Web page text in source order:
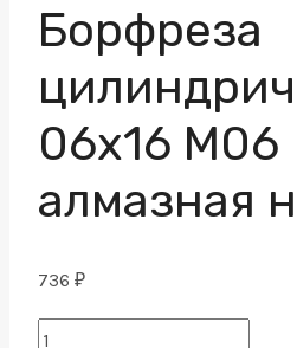
Борфреза
06х16 M06
алмазная
736 ₽
Борфреза